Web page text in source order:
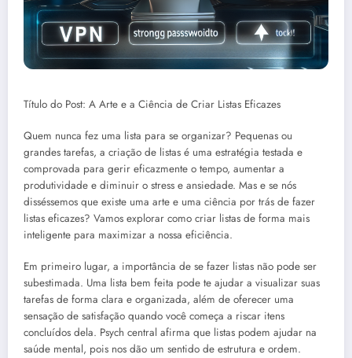
Título do Post: A Arte e a Ciência de Criar Listas Eficazes
Quem nunca fez uma lista para se organizar? Pequenas ou
grandes tarefas, a criação de listas é uma estratégia testada e
comprovada para gerir eficazmente o tempo, aumentar a
produtividade e diminuir o stress e ansiedade. Mas e se nós
disséssemos que existe uma arte e uma ciência por trás de fazer
listas eficazes? Vamos explorar como criar listas de forma mais
inteligente para maximizar a nossa eficiência.
Em primeiro lugar, a importância de se fazer listas não pode ser
subestimada. Uma lista bem feita pode te ajudar a visualizar suas
tarefas de forma clara e organizada, além de oferecer uma
sensação de satisfação quando você começa a riscar itens
concluídos dela. Psych central afirma que listas podem ajudar na
saúde mental, pois nos dão um sentido de estrutura e ordem.